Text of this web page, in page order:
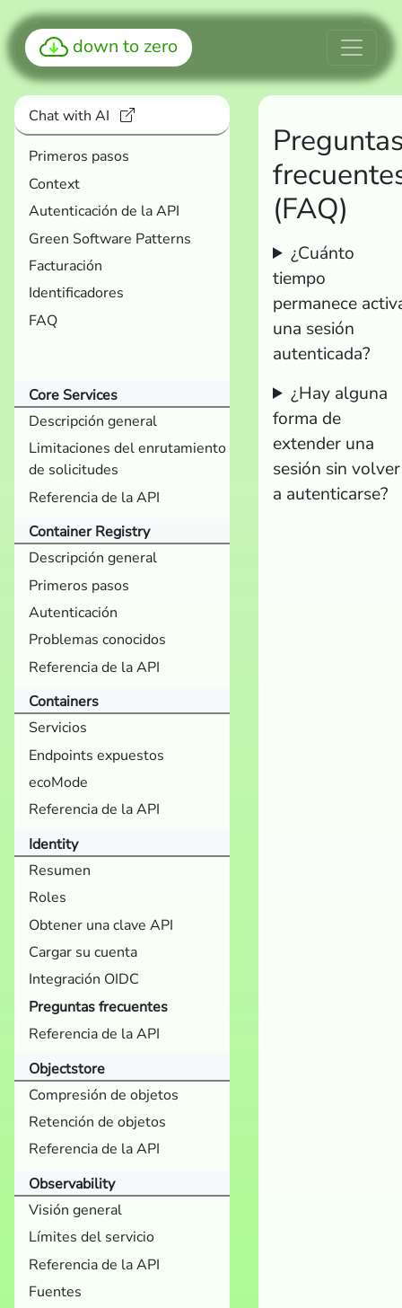
down to zero
Chat with AI
Primeros pasos
Context
Autenticación de la API
Green Software Patterns
Facturación
Identificadores
FAQ
Core Services
Descripción general
Limitaciones del enrutamiento
de solicitudes
Referencia de la API
Container Registry
Descripción general
Primeros pasos
Autenticación
Problemas conocidos
Referencia de la API
Containers
Servicios
Endpoints expuestos
ecoMode
Referencia de la API
Identity
Resumen
Roles
Obtener una clave API
Cargar su cuenta
Integración OIDC
Preguntas frecuentes
Referencia de la API
Objectstore
Compresión de objetos
Retención de objetos
Referencia de la API
Observability
Visión general
Límites del servicio
Referencia de la API
Fuentes
(FAQ)
¿Cuánto
tiempo
permanece
una sesión
autenticada?
¿Hay alguna
forma de
extender una
sesión sin volver
a autenticarse?